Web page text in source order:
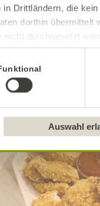
Drittländern, die
dorthin
nicht durchgesetzt
und Tools
Impressum
Auswahl
Sie